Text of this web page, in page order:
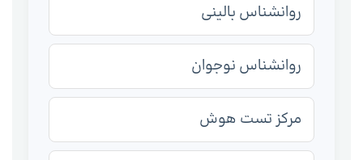
روانشناس بالینی
روانشناس نوجوان
مرکز تست هوش